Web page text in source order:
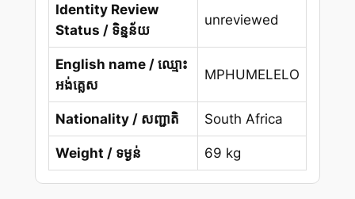
Identity Review
Status / ទិន្នន័យ
unreviewed
English name / ឈ្មោះ
អង់គ្លេស
MPHUMELELO
Nationality / សញ្ជាតិ South Africa
Weight / ទម្ងន់ 69 kg